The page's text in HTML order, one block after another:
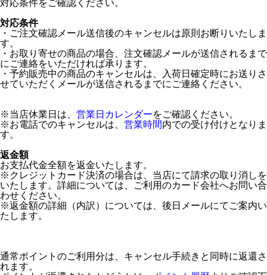
対応条件をご確認ください。
対応条件
・ご注文確認メール送信後のキャンセルは原則お断りいたしま
す。
・お取り寄せの商品の場合、注文確認メールが送信されるまで
にご連絡をいただければ承ります。
・予約販売中の商品のキャンセルは、入荷日確定時にお送りさ
せていただくメールが送信されるまでにご連絡ください。
※当店休業日は、 営業日カレンダーをご確認ください。
※お電話でのキャンセルは、 営業時間内での受け付けとなりま
す。
返金額
お支払代金全額を返金いたします。
※クレジットカード決済の場合は、当店にて請求の取り消しを
いたします。詳細については、ご利用のカード会社へお問い合
わせください。
※返金額の詳細（内訳）については、後日メールにてご案内い
たします。
通常ポイントのご利用分は、キャンセル手続きと同時に返還さ
れます。